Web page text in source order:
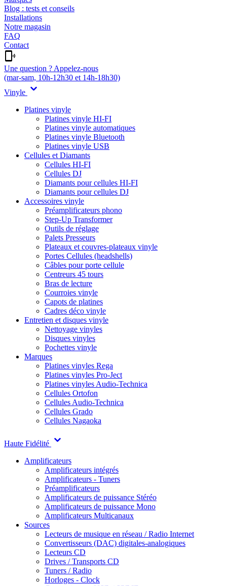
Blog : tests et conseils
Installations
Notre magasin
FAQ
Contact
Une question ? Appelez-nous
(mar-sam, 10h-12h30 et 14h-18h30)
Vinyle
Platines vinyle
Platines vinyle HI-FI
Platines vinyle automatiques
Platines vinyle Bluetooth
Platines vinyle USB
Cellules et Diamants
Cellules HI-FI
Cellules DJ
Diamants pour cellules HI-FI
Diamants pour cellules DJ
Accessoires vinyle
Préamplificateurs phono
Step-Up Transformer
Outils de réglage
Palets Presseurs
Plateaux et couvres-plateaux vinyle
Portes Cellules (headshells)
Câbles pour porte cellule
Centreurs 45 tours
Bras de lecture
Courroies vinyle
Capots de platines
Cadres déco vinyle
Entretien et disques vinyle
Nettoyage vinyles
Disques vinyles
Pochettes vinyle
Marques
Platines vinyles Rega
Platines vinyles Pro-Ject
Platines vinyles Audio-Technica
Cellules Ortofon
Cellules Audio-Technica
Cellules Grado
Cellules Nagaoka
Haute Fidélité
Amplificateurs
Amplificateurs intégrés
Amplificateurs - Tuners
Préamplificateurs
Amplificateurs de puissance Stéréo
Amplificateurs de puissance Mono
Amplificateurs Multicanaux
Sources
Lecteurs de musique en réseau / Radio Internet
Convertisseurs (DAC) digitales-analogiques
Lecteurs CD
Drives / Transports CD
Tuners / Radio
Horloges - Clock